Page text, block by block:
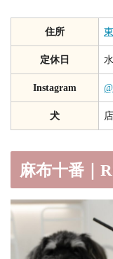
住所
定休日
Instagram
犬
麻布十番｜